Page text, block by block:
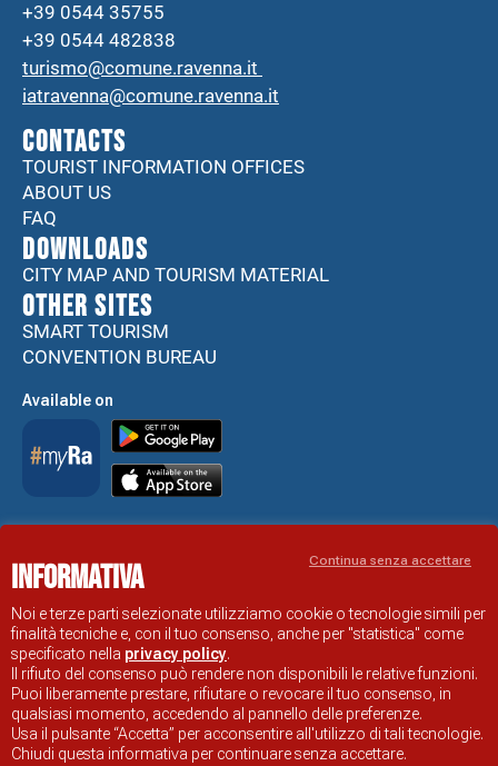
+39 0544 35755
+39 0544 482838
turismo@comune.ravenna.it
iatravenna@comune.ravenna.it
CONTACTS
TOURIST INFORMATION OFFICES
ABOUT US
FAQ
DOWNLOADS
CITY MAP AND TOURISM MATERIAL
Other sites
SMART TOURISM
CONVENTION BUREAU
Available on
RAVENNA TOURIST INFORMATION OFFICIAL SITE
Informativa
Noi e terze parti selezionate utilizziamo cookie o tecnologie simili per
finalità tecniche e, con il tuo consenso, anche per "statistica" come
specificato nella privacy policy.
Il rifiuto del consenso può rendere non disponibili le relative funzioni.
Puoi liberamente prestare, rifiutare o revocare il tuo consenso, in
qualsiasi momento, accedendo al pannello delle preferenze.
Usa il pulsante “Accetta” per acconsentire all'utilizzo di tali tecnologie.
Chiudi questa informativa per continuare senza accettare.
Continua senza accettare